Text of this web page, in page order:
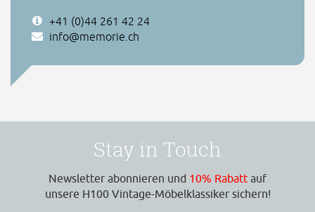
+41 (0)44 261 42 24
info@memorie.ch
Stay in Touch
Newsletter abonnieren und 10% Rabatt auf
unsere H100 Vintage-Möbelklassiker sichern!